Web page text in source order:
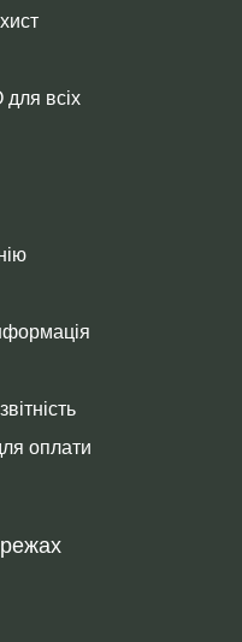
всіх
оплати